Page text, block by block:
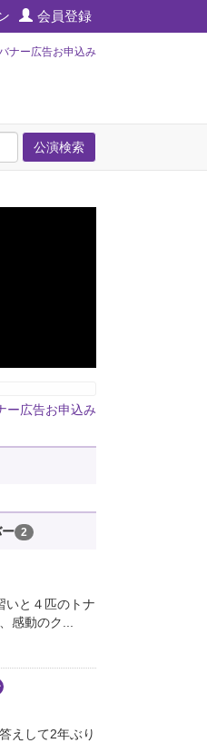
会員登録
ナー広告お申込み
公演検索
ー広告お申込み
2
いと４匹のトナ
感動のク...
えして2年ぶり